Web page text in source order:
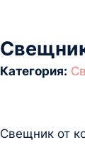
Категория:
Свещник от